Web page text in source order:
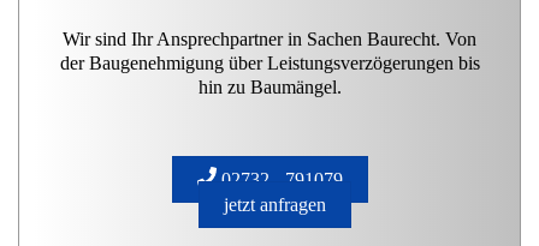
Wir sind Ihr Ansprechpartner in Sachen Baurecht. Von
der Baugenehmigung über Leistungsverzögerungen bis
hin zu Baumängel.
02732 - 791079
jetzt anfragen